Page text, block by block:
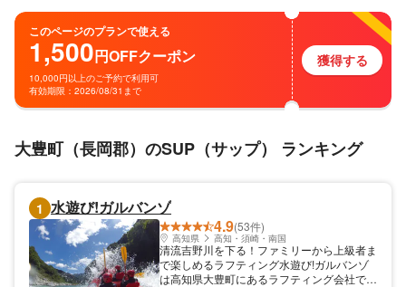
このページのプランで使える
1,500円OFFクーポン
10,000円以上のご予約で利用可
有効期限：2026/08/31まで
獲得する
大豊町（長岡郡）のSUP（サップ） ランキング
1 水遊び!ガルバンゾ
4.9(53件)
高知県 高知・須崎・南国
清流吉野川を下る！ファミリーから上級者ま
で楽しめるラフティング水遊び!ガルバンゾ
は高知県大豊町にあるラフティング会社で